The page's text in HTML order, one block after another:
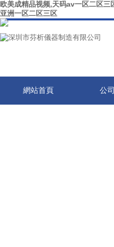
欧美成精品视频,天码av一区二区
亚洲一区二区三区
網站首頁 公